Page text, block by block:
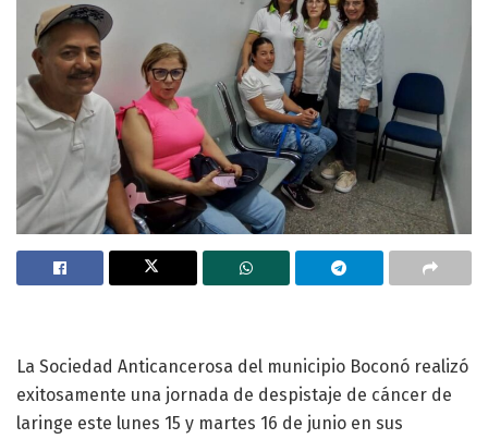
La Sociedad Anticancerosa del municipio Boconó realizó
exitosamente una jornada de despistaje de cáncer de
laringe este lunes 15 y martes 16 de junio en sus